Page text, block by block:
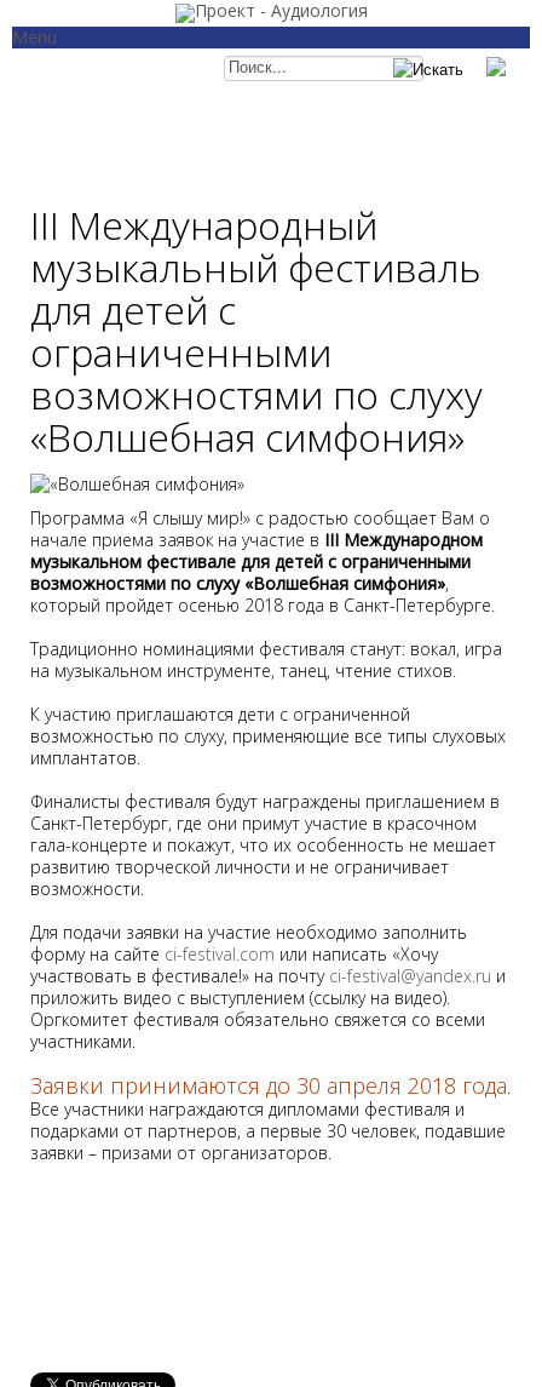
Menu
III Международный
музыкальный фестиваль
для детей с
ограниченными
возможностями по слуху
«Волшебная симфония»
Программа «Я слышу мир!» с радостью сообщает Вам о
начале приема заявок на участие в III Международном
музыкальном фестивале для детей с ограниченными
возможностями по слуху «Волшебная симфония»,
который пройдет осенью 2018 года в Санкт-Петербурге.
Традиционно номинациями фестиваля станут: вокал, игра
на музыкальном инструменте, танец, чтение стихов.
К участию приглашаются дети с ограниченной
возможностью по слуху, применяющие все типы слуховых
имплантатов.
Финалисты фестиваля будут награждены приглашением в
Санкт-Петербург, где они примут участие в красочном
гала-концерте и покажут, что их особенность не мешает
развитию творческой личности и не ограничивает
возможности.
Для подачи заявки на участие необходимо заполнить
форму на сайте ci-festival.com или написать «Хочу
участвовать в фестивале!» на почту ci-festival@yandex.ru и
приложить видео с выступлением (ссылку на видео).
Оргкомитет фестиваля обязательно свяжется со всеми
участниками.
Заявки принимаются до 30 апреля 2018 года.
Все участники награждаются дипломами фестиваля и
подарками от партнеров, а первые 30 человек, подавшие
заявки – призами от организаторов.